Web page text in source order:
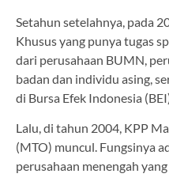
Setahun setelahnya, pada
Khusus yang punya tugas
dari perusahaan BUMN,
badan dan individu asing,
di Bursa Efek Indonesia
Lalu, di tahun 2004, KPP
(MTO) muncul. Fungsinya
perusahaan menengah